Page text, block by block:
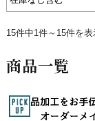
15件中1件～15件を表
商品一覧